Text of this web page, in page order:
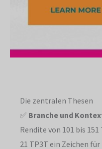
Die zentralen Thesen
✅ Branche und
Rendite von 101 bis
21 TP3T ein Zeichen